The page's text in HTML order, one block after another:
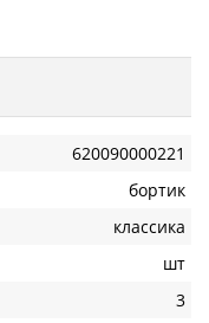
620090000221
бортик
классика
шт
3